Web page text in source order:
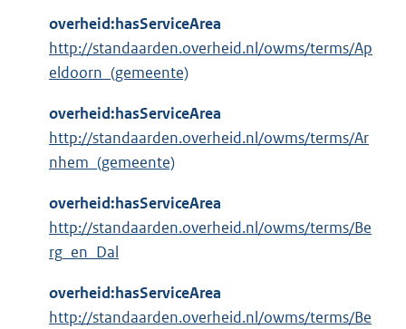
overheid:hasServiceArea
http://standaarden.overheid.nl/owms/terms/Ap
eldoorn_(gemeente)
overheid:hasServiceArea
http://standaarden.overheid.nl/owms/terms/Ar
nhem_(gemeente)
overheid:hasServiceArea
http://standaarden.overheid.nl/owms/terms/Be
rg_en_Dal
overheid:hasServiceArea
http://standaarden.overheid.nl/owms/terms/Be